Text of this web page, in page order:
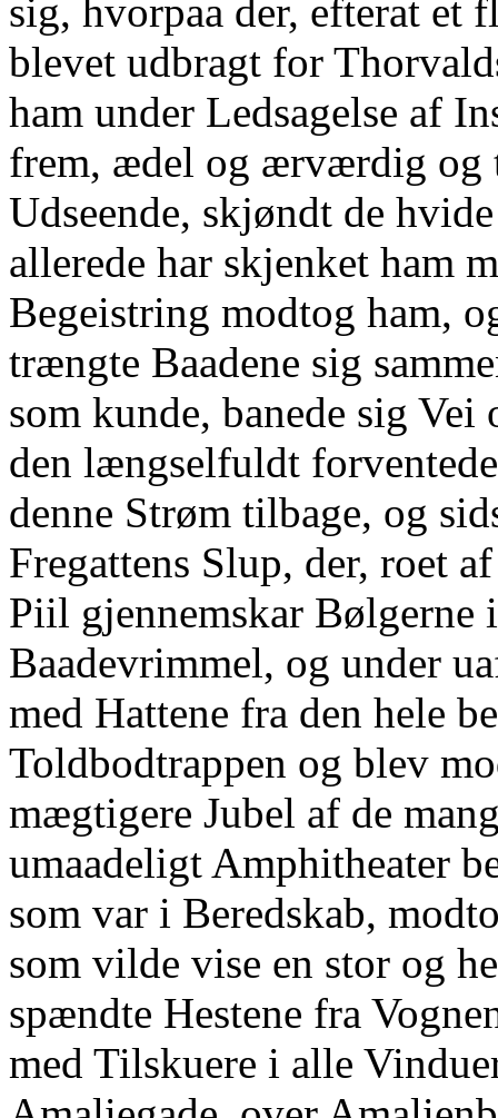
sig, hvorpaa der, efterat et
blevet udbragt for
ham under Ledsagelse af
frem, ædel og ærværdig
Udseende, skjøndt de
allerede har skjenket ham
Begeistring modtog ham,
trængte Baadene sig
som kunde, banede sig
den længselfuldt
denne Strøm tilbage, og
Fregattens Slup, der, roet
Piil gjennemskar Bølgerne
Baadevrimmel, og under
med Hattene fra den hele
Toldbodtrappen og blev
mægtigere Jubel af de
umaadeligt Amphitheater
som var i Beredskab,
som vilde vise en stor og
spændte Hestene fra
med Tilskuere i alle